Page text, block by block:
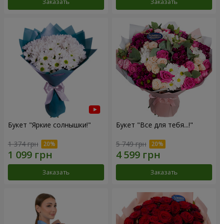
Заказать Заказать
Букет "Яркие солнышки!"
1 374 грн
Заказать
Букет "Все для тебя...!"
5 749 грн
Заказать